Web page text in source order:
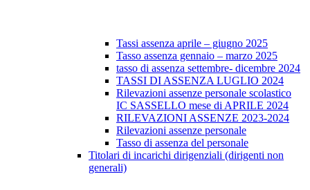
Tassi assenza aprile – giugno 2025
Tasso assenza gennaio – marzo 2025
tasso di assenza settembre- dicembre 2024
TASSI DI ASSENZA LUGLIO 2024
Rilevazioni assenze personale scolastico
IC SASSELLO mese di APRILE 2024
RILEVAZIONI ASSENZE 2023-2024
Rilevazioni assenze personale
Tasso di assenza del personale
Titolari di incarichi dirigenziali (dirigenti non
generali)